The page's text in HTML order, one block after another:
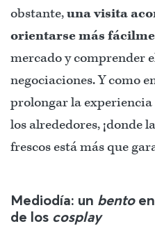
obstante,una visita
orientarse más
mercado y comprender
negociaciones. Y como
prolongar la experiencia
los alrededores, ¡donde
frescos está más que
Mediodía: un bentoen
de los cosplay